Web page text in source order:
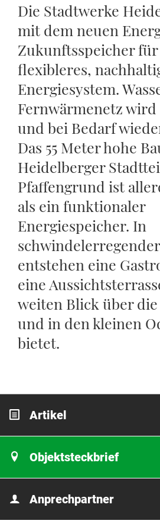
Die Stadtwerke
mit dem neuen
Zukunftsspeicher
flexibleres,
Energiesystem.
Fernwärmenetz
und bei Bedarf
Das 55 Meter hohe
Heidelberger
Pfaffengrund ist
als ein funktionaler
Energiespeicher. In
entstehen eine
eine
weiten Blick über
und in den kleinen
bietet.
Artikel
Objektsteckbrief
Anprechpartner